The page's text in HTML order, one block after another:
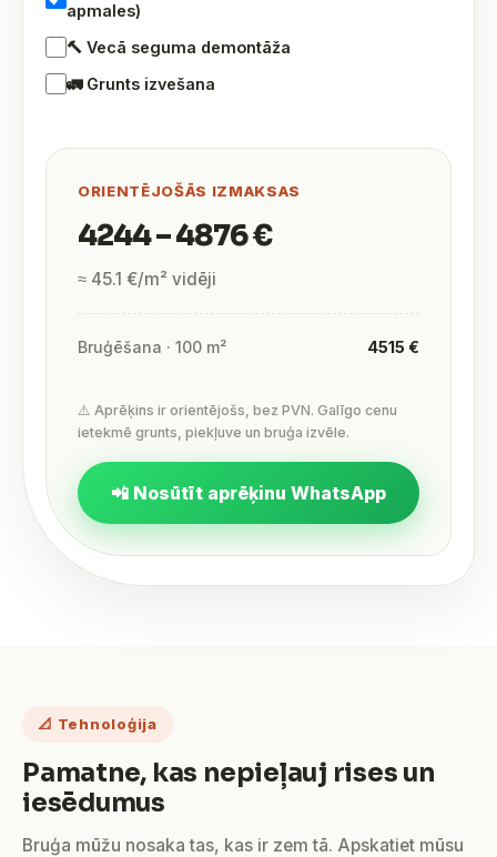
apmales)
🔨 Vecā seguma demontāža
🚛 Grunts izvešana
ORIENTĒJOŠĀS IZMAKSAS
4244 – 4876 €
≈ 45.1 €/m² vidēji
Bruģēšana · 100 m² 4515 €
⚠️ Aprēķins ir orientējošs, bez PVN. Galīgo cenu
ietekmē grunts, piekļuve un bruģa izvēle.
📲 Nosūtīt aprēķinu WhatsApp
📐 Tehnoloģija
Pamatne, kas nepieļauj rises un
iesēdumus
Bruģa mūžu nosaka tas, kas ir zem tā. Apskatiet mūsu